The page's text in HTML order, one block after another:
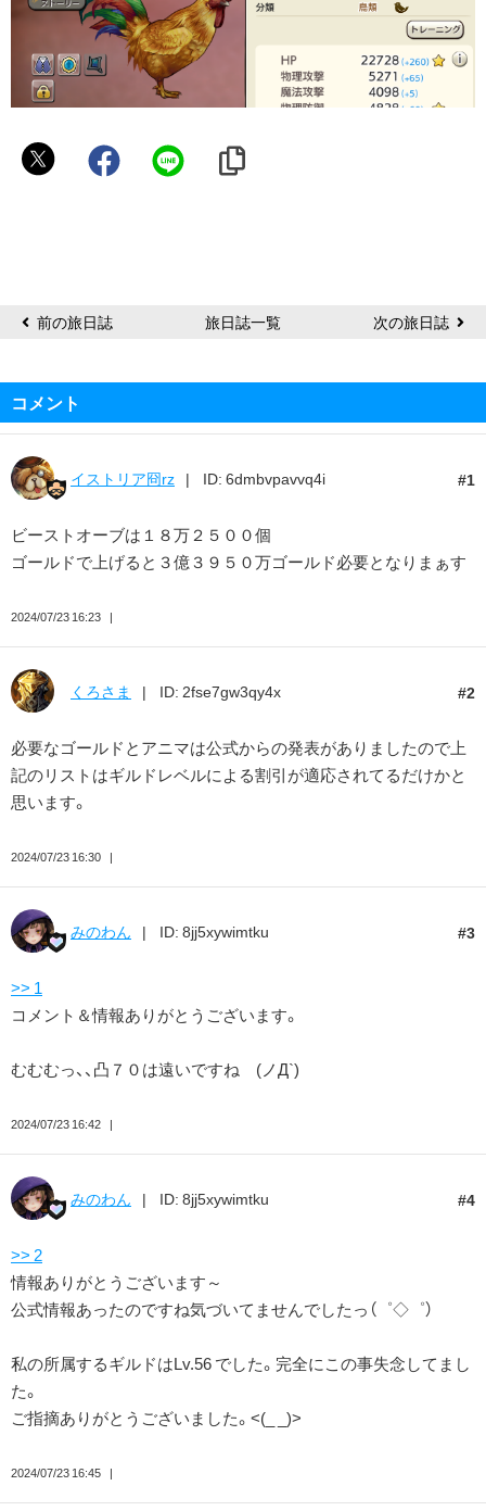
み
前の旅日誌 旅日誌一覧 次の旅日誌
コメント
1
イストリア冏rz ID: 6dmbvpavvq4i
ビーストオーブは１８万２５００個
ゴールドで上げると３億３９５０万ゴールド必要となりまぁす
2024/07/23 16:23
2
くろさま ID: 2fse7gw3qy4x
必要なゴールドとアニマは公式からの発表がありましたので上
記のリストはギルドレベルによる割引が適応されてるだけかと
思います。
2024/07/23 16:30
3
みのわん ID: 8jj5xywimtku
>> 1
コメント＆情報ありがとうございます。
むむむっ、、凸７０は遠いですね (ノД`)
2024/07/23 16:42
4
みのわん ID: 8jj5xywimtku
>> 2
情報ありがとうございます～
公式情報あったのですね気づいてませんでしたっ（゜◇゜）
私の所属するギルドはLv.56 でした。完全にこの事失念してまし
た。
ご指摘ありがとうございました。<(_ _)>
2024/07/23 16:45